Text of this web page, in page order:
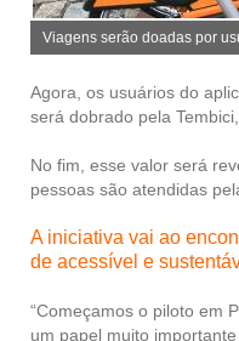
Viagens serão doadas por
Agora, os usuários do
será dobrado pela
No fim, esse valor será
pessoas são atendidas
A iniciativa vai ao
de acessível e
“Começamos o piloto em
um papel muito